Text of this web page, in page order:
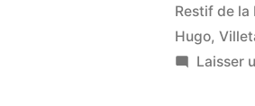
Restif de la
Hugo,
Laisser